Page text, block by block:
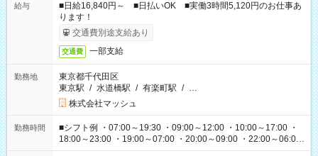
給与
■日給16,840円～ ■日払いOK ■実働3時間5,120円のお仕事あ
ります！
交通費別途支給あり
交通費 一部支給
勤務地
東京都千代田区
東京駅 / 水道橋駅 / 有楽町駅 / …
株式会社マッシュ
勤務時間
■シフト例 ・07:00～19:30 ・09:00～12:00 ・10:00～17:00 ・
18:00～23:00 ・19:00～07:00 ・20:00～09:00 ・22:00～06:00
etc ★最短で3時間で5,120円のお仕事から 15時間で2万円近く稼